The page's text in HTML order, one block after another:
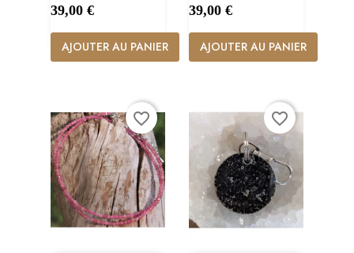
Prix
39,00 €
AJOUTER AU PANIER
Prix
39,00 €
AJOUTER AU PANIER
favorite_border favorite_border